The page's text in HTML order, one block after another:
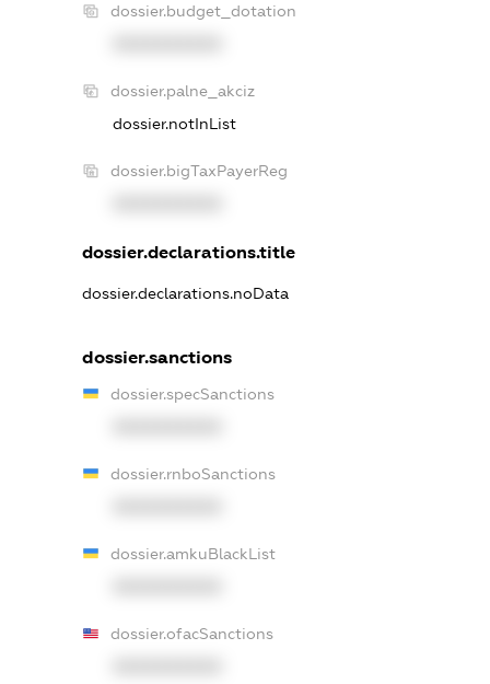
dossier.budget_dotation
dossier.palne_akciz
dossier.notInList
dossier.bigTaxPayerReg
dossier.declarations.title
dossier.declarations.noData
dossier.sanctions
dossier.specSanctions
dossier.rnboSanctions
dossier.amkuBlackList
dossier.ofacSanctions